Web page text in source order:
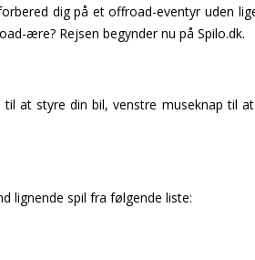
dig på et offroad-eventyr uden
ære? Rejsen begynder nu på Spilo.dk.
til at styre din bil, venstre museknap
lignende spil fra følgende liste: